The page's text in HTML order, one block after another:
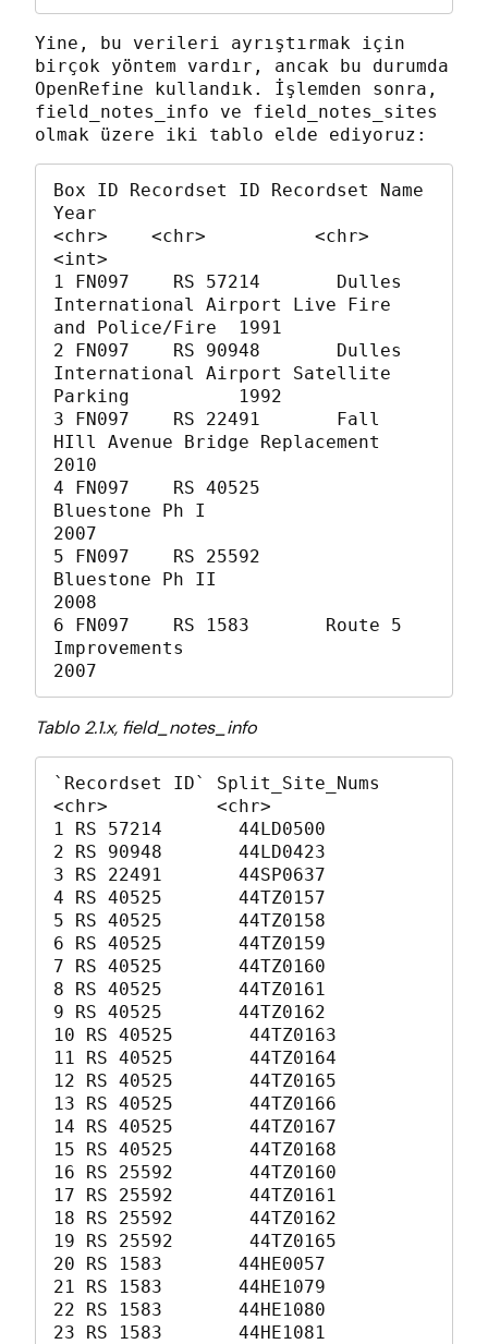
Yine, bu verileri ayrıştırmak için
birçok yöntem vardır, ancak bu durumda
OpenRefine kullandık. İşlemden sonra,
field_notes_info ve field_notes_sites
olmak üzere iki tablo elde ediyoruz:
Box ID Recordset ID Recordset Name
Year
<chr>    <chr>          <chr>
<int>
1 FN097    RS 57214       Dulles
International Airport Live Fire
and Police/Fire  1991
2 FN097    RS 90948       Dulles
International Airport Satellite
Parking          1992
3 FN097    RS 22491       Fall
HIll Avenue Bridge Replacement
2010
4 FN097    RS 40525
Bluestone Ph I
2007
5 FN097    RS 25592
Bluestone Ph II
2008
6 FN097    RS 1583       Route 5
Improvements
2007
Tablo 2.1.x, field_notes_info
`Recordset ID` Split_Site_Nums
<chr>          <chr>
1 RS 57214       44LD0500
2 RS 90948       44LD0423
3 RS 22491       44SP0637
4 RS 40525       44TZ0157
5 RS 40525       44TZ0158
6 RS 40525       44TZ0159
7 RS 40525       44TZ0160
8 RS 40525       44TZ0161
9 RS 40525       44TZ0162
10 RS 40525       44TZ0163
11 RS 40525       44TZ0164
12 RS 40525       44TZ0165
13 RS 40525       44TZ0166
14 RS 40525       44TZ0167
15 RS 40525       44TZ0168
16 RS 25592       44TZ0160
17 RS 25592       44TZ0161
18 RS 25592       44TZ0162
19 RS 25592       44TZ0165
20 RS 1583       44HE0057
21 RS 1583       44HE1079
22 RS 1583       44HE1080
23 RS 1583       44HE1081